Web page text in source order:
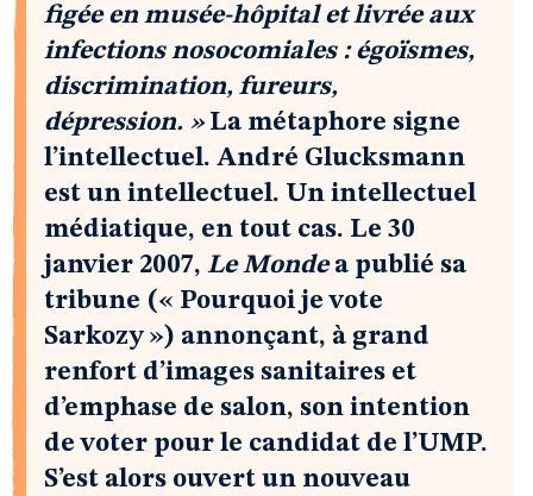
figée en musée-hôpital et livrée aux
infections nosocomiales : égoïsmes,
discrimination, fureurs,
dépression. »La métaphore signe
l’intellectuel. André Glucksmann
est un intellectuel. Un intellectuel
médiatique, en tout cas. Le 30
janvier 2007, Le Mondea publié sa
tribune (« Pourquoi je vote
Sarkozy ») annonçant, à grand
renfort d’images sanitaires et
d’emphase de salon, son intention
de voter pour le candidat de l’UMP.
S’est alors ouvert un nouveau